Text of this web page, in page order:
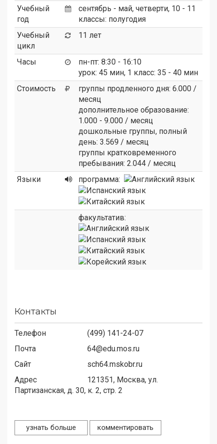
Учебный
год
сентябрь - май, четверти, 10 - 11
классы: полугодия
Учебный
цикл
11 лет
Часы
пн-пт: 8:30 - 16:10
урок: 45 мин, 1 класс: 35 - 40 мин
Стоимость
группы продленного дня: 6.000 /
месяц
дополнительное образование:
1.000 - 9.000 / месяц
дошкольные группы, полный
день: 3.569 / месяц
группы кратковременного
пребывания: 2.044 / месяц
Языки
программа:
факультатив:
Контакты
Телефон
(499) 141-24-07
Почта
64@edu.mos.ru
Сайт
sch64.mskobr.ru
Адрес
121351, Москва, ул.
Партизанская, д. 30, к. 2, стр. 2
узнать больше комментировать